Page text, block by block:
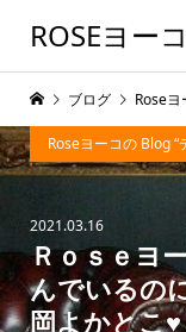
ROSEヨーコ
2021.03.16
Ｒｏｓｅヨ
んでいるの
岡よかとこ♥
Roseヨーコの Blog
ブログ Rose